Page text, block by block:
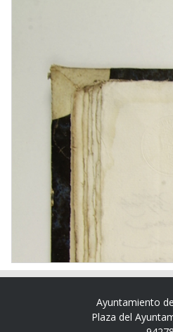
Ayuntamiento
Plaza del